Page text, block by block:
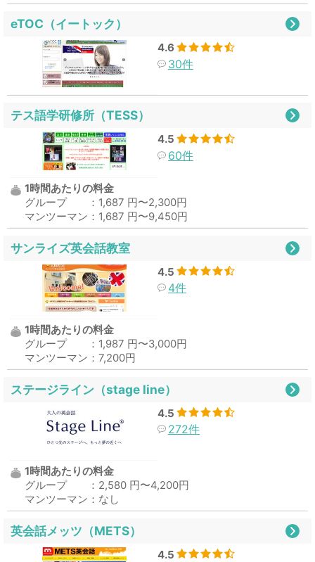
eTOC（イートック）
4.6
30件
テス語学研修所（TESS）
4.5
60件
1時間あたりの料金
グループ ：1,687 円〜2,300円
マンツーマン：1,687 円〜9,450円
サンライズ英会話教室
4.5
4件
1時間あたりの料金
グループ ：1,987 円〜3,000円
マンツーマン：7,200円
ステージライン（stage line）
4.5
272件
1時間あたりの料金
グループ ：2,580 円〜4,200円
マンツーマン：なし
英会話メッツ（METS）
4.5